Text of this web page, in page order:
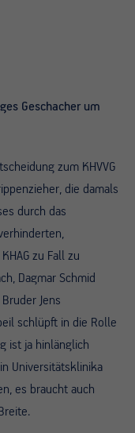
Geschacher um
zum KHVVG
die damals
durch das
zu Fall zu
Dagmar Schmid
Jens
schlüpft in die Rolle
ist ja hinlänglich
Universitätsklinika
es braucht auch